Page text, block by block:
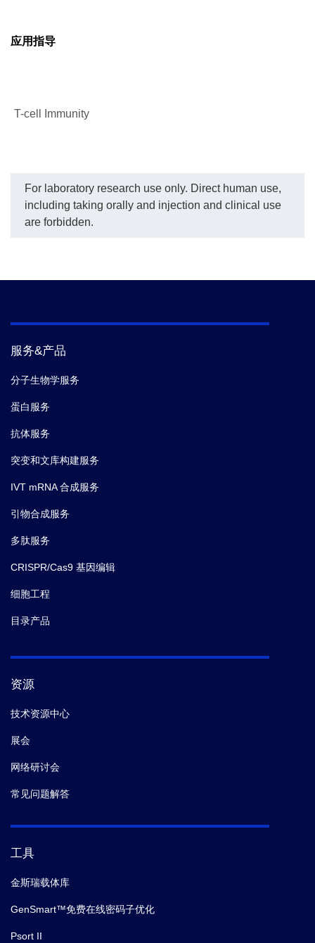
应用指导
T-cell Immunity
For laboratory research use only. Direct human use,
including taking orally and injection and clinical use
are forbidden.
服务&产品
分子生物学服务
蛋白服务
抗体服务
突变和文库构建服务
IVT mRNA 合成服务
引物合成服务
多肽服务
CRISPR/Cas9 基因编辑
细胞工程
目录产品
资源
技术资源中心
展会
网络研讨会
常见问题解答
工具
金斯瑞载体库
GenSmart™免费在线密码子优化
Psort II